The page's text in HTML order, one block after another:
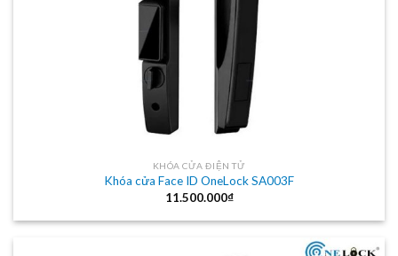
KHÓA CỬA ĐIỆN TỬ
Khóa cửa Face ID OneLock SA003F
11.500.000₫